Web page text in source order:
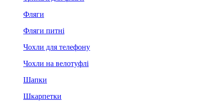
Фляги
Фляги питні
Чохли для телефону
Чохли на велотуфлі
Шапки
Шкарпетки